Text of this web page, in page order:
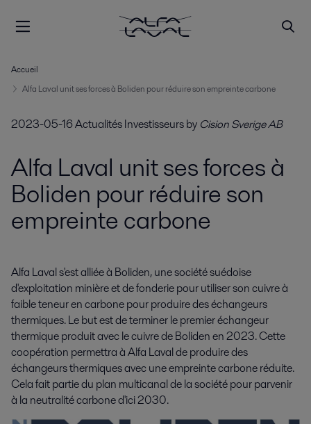
Accueil
Alfa Laval unit ses forces à Boliden pour réduire son empreinte carbone
2023-05-16Actualités Investisseursby Cision Sverige AB
Alfa Laval unit ses forces à
Boliden pour réduire son
empreinte carbone
Alfa Laval s'est alliée à Boliden, une société suédoise
d'exploitation minière et de fonderie pour utiliser son cuivre à
faible teneur en carbone pour produire des échangeurs
thermiques. Le but est de terminer le premier échangeur
thermique produit avec le cuivre de Boliden en 2023. Cette
coopération permettra à Alfa Laval de produire des
échangeurs thermiques avec une empreinte carbone réduite.
Cela fait partie du plan multicanal de la société pour parvenir
à la neutralité carbone d'ici 2030.